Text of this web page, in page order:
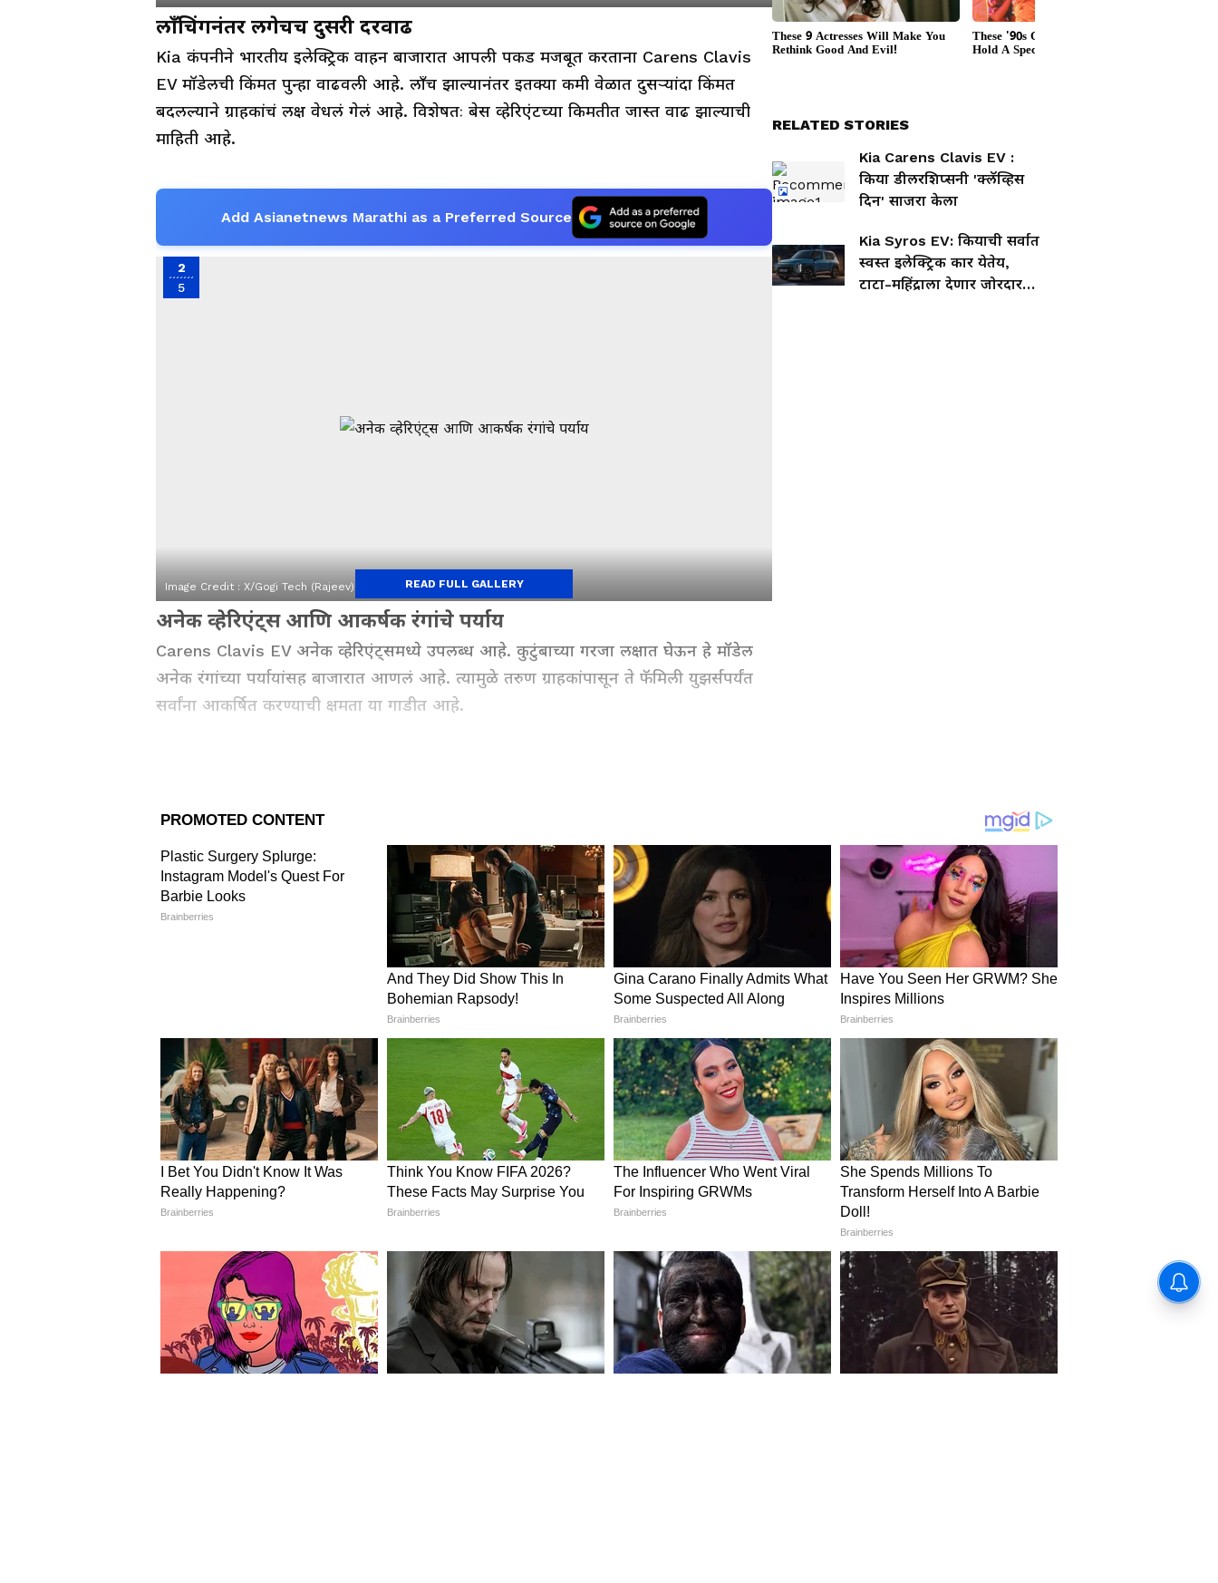
लाँचिंगनंतर लगेचच दुसरी दरवाढ
Kia कंपनीने भारतीय इलेक्ट्रिक वाहन बाजारात आपली पकड मजबूत करताना Carens Clavis
EV मॉडेलची किंमत पुन्हा वाढवली आहे. लाँच झाल्यानंतर इतक्या कमी वेळात दुसऱ्यांदा किंमत
बदलल्याने ग्राहकांचं लक्ष वेधलं गेलं आहे. विशेषतः बेस व्हेरिएंटच्या किमतीत जास्त वाढ झाल्याची
माहिती आहे.
Add Asianetnews Marathi as a Preferred Source
2
5
Image Credit : X/Gogi Tech (Rajeev)
अनेक व्हेरिएंट्स आणि आकर्षक रंगांचे पर्याय
Carens Clavis EV अनेक व्हेरिएंट्समध्ये उपलब्ध आहे. कुटुंबाच्या गरजा लक्षात घेऊन हे मॉडेल
अनेक रंगांच्या पर्यायांसह बाजारात आणलं आहे. त्यामुळे तरुण ग्राहकांपासून ते फॅमिली युझर्सपर्यंत
सर्वांना आकर्षित करण्याची क्षमता या गाडीत आहे.
Kia Carens Clavis EV : किया
डीलरशिप्सनी 'क्लॅव्हिस दिन' साजरा
केला
इलेक्ट्रिक कार येतेय, टाटा-महिंद्राला
देणार जोरदार टक्कर!
3
5
READ FULL GALLERY
RELATED STORIES
Kia Carens Clavis EV :
किया डीलरशिप्सनी 'क्लॅव्हिस
दिन' साजरा केला
Kia Syros EV: कियाची सर्वात
स्वस्त इलेक्ट्रिक कार येतेय,
टाटा-महिंद्राला देणार जोरदार